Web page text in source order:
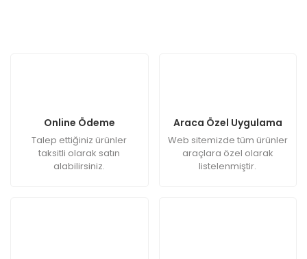
Online Ödeme
Talep ettiğiniz ürünler
taksitli olarak satın
alabilirsiniz.
Araca Özel Uygulama
Web sitemizde tüm ürünler
araçlara özel olarak
listelenmiştir.